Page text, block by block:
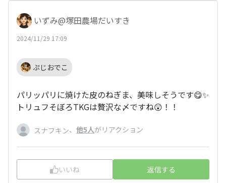
いずみ@塚田農場だいすき
2024/11/29 17:09
ぷじおでこ
パリッパリに焼けた皮のねぎま、美味しそうです😋✨
トリュフそぼろTKGは贅沢な〆ですね😲！！
スナフキン、 他5人がリアクション
いいね 返信する